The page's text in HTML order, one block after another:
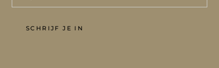
SCHRIJF JE IN